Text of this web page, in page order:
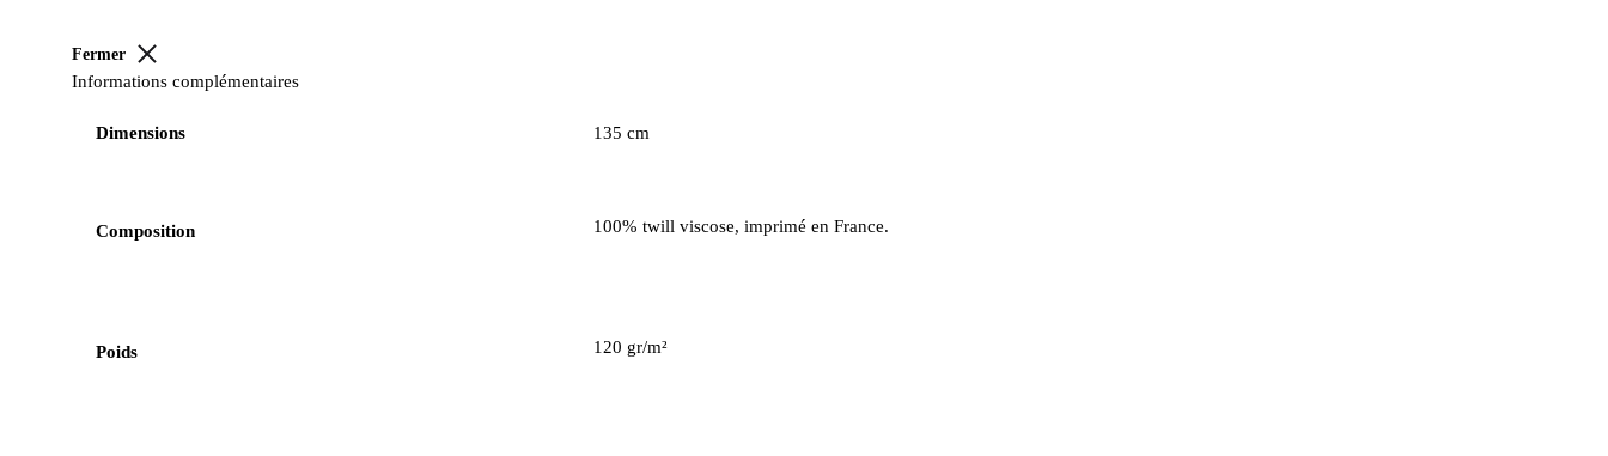
Fermer
Informations complémentaires
Dimensions 135 cm
Composition 100% twill viscose, imprimé en France.
Poids 120 gr/m²